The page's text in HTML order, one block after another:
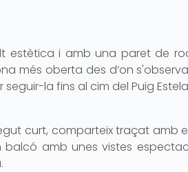
estètica i amb una paret de
més oberta des d’on
la fins al cim del Puig
curt, comparteix traçat amb
balcó amb unes vistes